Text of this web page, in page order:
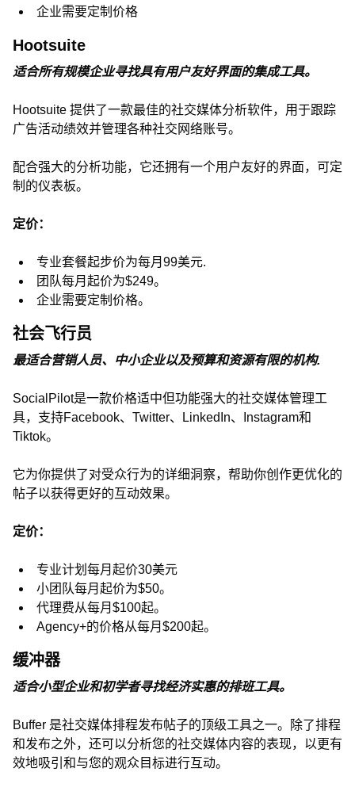
企业需要定制价格
Hootsuite
适合所有规模企业寻找具有用户友好界面的集成工具。
Hootsuite 提供了一款最佳的社交媒体分析软件，用于跟踪
广告活动绩效并管理各种社交网络账号。
配合强大的分析功能，它还拥有一个用户友好的界面，可定
制的仪表板。
定价：
专业套餐起步价为每月99美元.
团队每月起价为$249。
企业需要定制价格。
社会飞行员
最适合营销人员、中小企业以及预算和资源有限的机构.
SocialPilot是一款价格适中但功能强大的社交媒体管理工
具，支持Facebook、Twitter、LinkedIn、Instagram和
Tiktok。
它为你提供了对受众行为的详细洞察，帮助你创作更优化的
帖子以获得更好的互动效果。
定价：
专业计划每月起价30美元
小团队每月起价为$50。
代理费从每月$100起。
Agency+的价格从每月$200起。
缓冲器
适合小型企业和初学者寻找经济实惠的排班工具。
Buffer 是社交媒体排程发布帖子的顶级工具之一。除了排程
和发布之外，还可以分析您的社交媒体内容的表现，以更有
效地吸引和与您的观众目标进行互动。